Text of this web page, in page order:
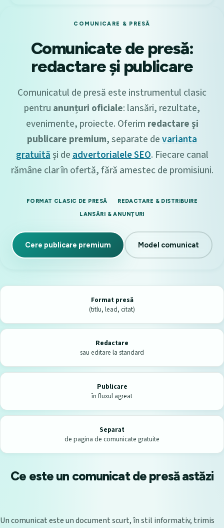
COMUNICARE & PRESĂ
Comunicate de presă:
redactare și publicare
Comunicatul de presă este instrumentul clasic
pentru anunțuri oficiale: lansări, rezultate,
evenimente, proiecte. Oferim redactare și
publicare premium, separate devarianta
gratuităși deadvertorialele SEO. Fiecare canal
rămâne clar în ofertă, fără amestec de promisiuni.
FORMAT CLASIC DE PRESĂ REDACTARE & DISTRIBUIRE
LANSĂRI & ANUNȚURI
Cere publicare premium Model comunicat
Format presă
(titlu, lead, citat)
Redactare
sau editare la standard
Publicare
în fluxul agreat
Separat
de pagina de comunicate gratuite
Ce este un comunicat de presă astăzi
Un comunicat este un document scurt, în stil informativ, trimis